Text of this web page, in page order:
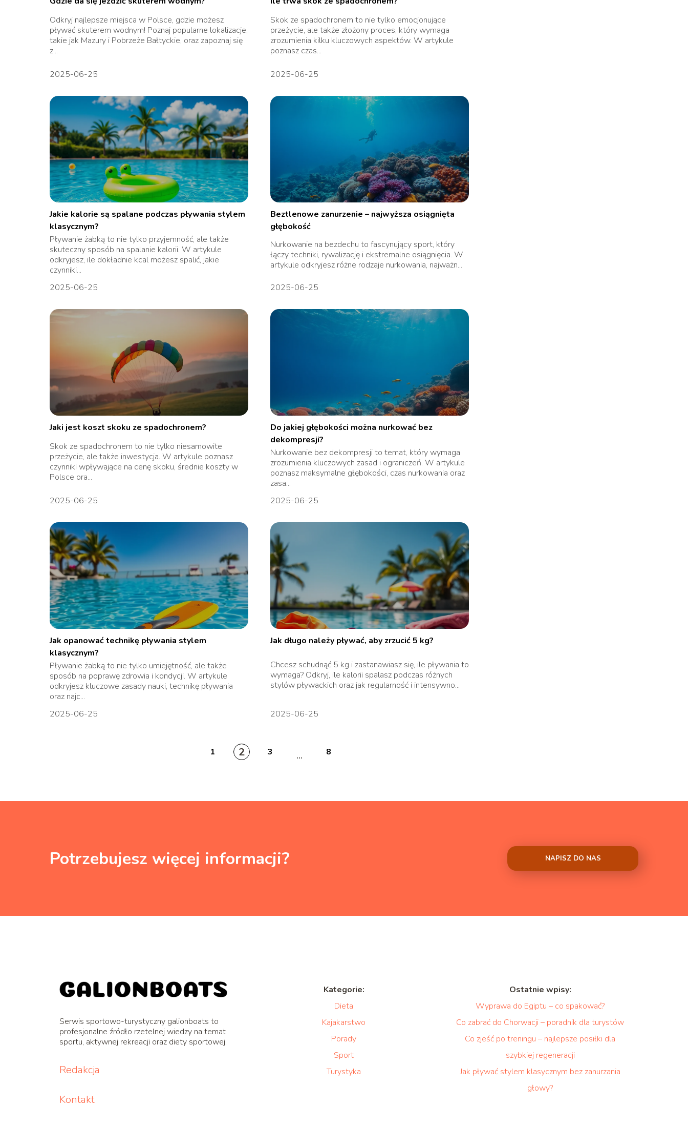
Odkryj najlepsze miejsca w Polsce, gdzie możesz
pływać skuterem wodnym! Poznaj popularne lokalizacje,
takie jak Mazury i Pobrzeże Bałtyckie, oraz zapoznaj się
z...
2025-06-25
Skok ze spadochronem to nie tylko emocjonujące
przeżycie, ale także złożony proces, który wymaga
zrozumienia kilku kluczowych aspektów. W artykule
poznasz czas...
2025-06-25
Jakie kalorie są spalane podczas pływania stylem
klasycznym?
Pływanie żabką to nie tylko przyjemność, ale także
skuteczny sposób na spalanie kalorii. W artykule
odkryjesz, ile dokładnie kcal możesz spalić, jakie
czynniki...
2025-06-25
Beztlenowe zanurzenie – najwyższa osiągnięta
głębokość
Nurkowanie na bezdechu to fascynujący sport, który
łączy techniki, rywalizację i ekstremalne osiągnięcia. W
artykule odkryjesz różne rodzaje nurkowania, najważn...
2025-06-25
Jaki jest koszt skoku ze spadochronem?
Skok ze spadochronem to nie tylko niesamowite
przeżycie, ale także inwestycja. W artykule poznasz
czynniki wpływające na cenę skoku, średnie koszty w
Polsce ora...
2025-06-25
Do jakiej głębokości można nurkować bez
dekompresji?
Nurkowanie bez dekompresji to temat, który wymaga
zrozumienia kluczowych zasad i ograniczeń. W artykule
poznasz maksymalne głębokości, czas nurkowania oraz
zasa...
2025-06-25
Jak opanować technikę pływania stylem
klasycznym?
Pływanie żabką to nie tylko umiejętność, ale także
sposób na poprawę zdrowia i kondycji. W artykule
odkryjesz kluczowe zasady nauki, technikę pływania
oraz najc...
2025-06-25
Jak długo należy pływać, aby zrzucić 5 kg?
Chcesz schudnąć 5 kg i zastanawiasz się, ile pływania to
wymaga? Odkryj, ile kalorii spalasz podczas różnych
stylów pływackich oraz jak regularność i intensywno...
2025-06-25
1 2 3 ... 8
Potrzebujesz więcej informacji? NAPISZ DO NAS
Serwis sportowo-turystyczny galionboats to
profesjonalne źródło rzetelnej wiedzy na temat
sportu, aktywnej rekreacji oraz diety sportowej.
Redakcja
Kontakt
Kategorie:
Dieta
Kajakarstwo
Porady
Sport
Turystyka
Ostatnie wpisy:
Wyprawa do Egiptu – co spakować?
Co zabrać do Chorwacji – poradnik dla turystów
Co zjeść po treningu – najlepsze posiłki dla
szybkiej regeneracji
Jak pływać stylem klasycznym bez zanurzania
głowy?